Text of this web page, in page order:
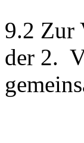
9.2 Zur
der 2.